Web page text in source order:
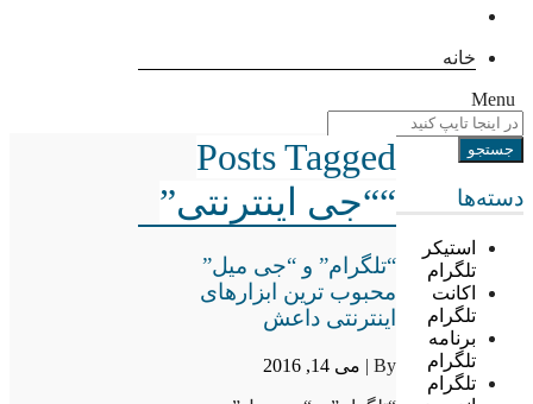
خانه
Menu
دسته‌ها
استیکر
تلگرام
اکانت
تلگرام
برنامه
تلگرام
تلگرام
Posts Tagged
““جی اینترنتی”
“تلگرام” و “جی میل”
محبوب ترین ابزارهای
اینترنتی داعش
By | می 14, 2016